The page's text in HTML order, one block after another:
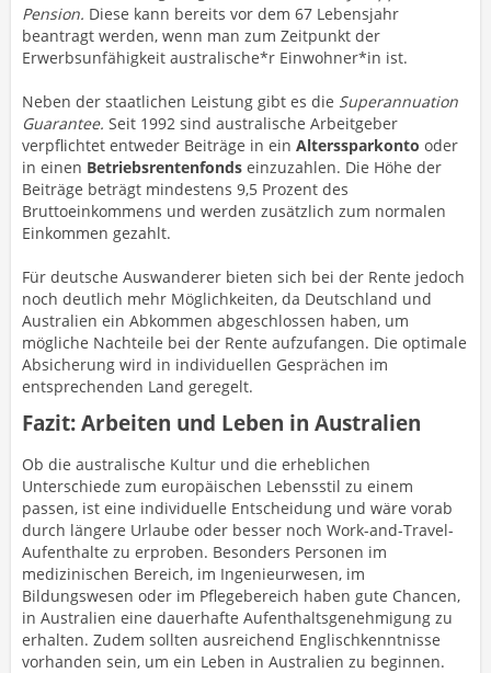
Pension. Diese kann bereits vor dem 67 Lebensjahr
beantragt werden, wenn man zum Zeitpunkt der
Erwerbsunfähigkeit australische*r Einwohner*in ist.
Neben der staatlichen Leistung gibt es die Superannuation
Guarantee. Seit 1992 sind australische Arbeitgeber
verpflichtet entweder Beiträge in ein Alterssparkonto oder
in einen Betriebsrentenfonds einzuzahlen. Die Höhe der
Beiträge beträgt mindestens 9,5 Prozent des
Bruttoeinkommens und werden zusätzlich zum normalen
Einkommen gezahlt.
Für deutsche Auswanderer bieten sich bei der Rente jedoch
noch deutlich mehr Möglichkeiten, da Deutschland und
Australien ein Abkommen abgeschlossen haben, um
mögliche Nachteile bei der Rente aufzufangen. Die optimale
Absicherung wird in individuellen Gesprächen im
entsprechenden Land geregelt.
Fazit: Arbeiten und Leben in Australien
Ob die australische Kultur und die erheblichen
Unterschiede zum europäischen Lebensstil zu einem
passen, ist eine individuelle Entscheidung und wäre vorab
durch längere Urlaube oder besser noch Work-and-Travel-
Aufenthalte zu erproben. Besonders Personen im
medizinischen Bereich, im Ingenieurwesen, im
Bildungswesen oder im Pflegebereich haben gute Chancen,
in Australien eine dauerhafte Aufenthaltsgenehmigung zu
erhalten. Zudem sollten ausreichend Englischkenntnisse
vorhanden sein, um ein Leben in Australien zu beginnen.